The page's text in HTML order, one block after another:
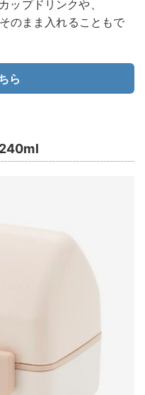
ップドリンクや、
のまま入れることもで
ら